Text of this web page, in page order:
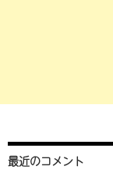
最近のコメント